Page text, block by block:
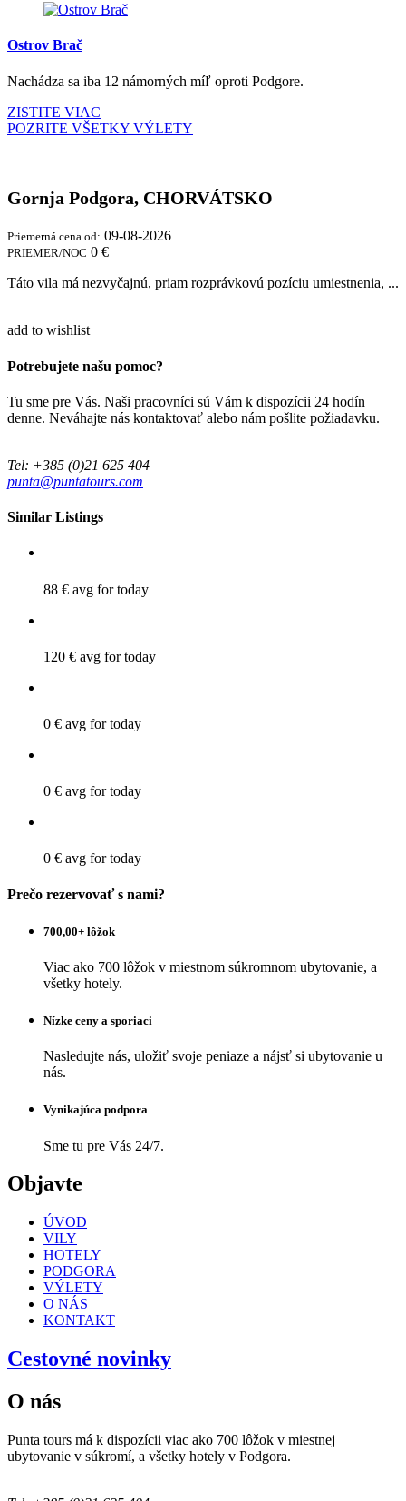
Ostrov Brač
Nachádza sa iba 12 námorných míľ oproti Podgore.
ZISTITE VIAC
POZRITE VŠETKY VÝLETY
Gornja Podgora, CHORVÁTSKO
Priemerná cena od: 09-08-2026
PRIEMER/NOC 0 €
Táto vila má nezvyčajnú, priam rozprávkovú pozíciu umiestnenia, ...
add to wishlist
Potrebujete našu pomoc?
Tu sme pre Vás. Naši pracovníci sú Vám k dispozícii 24 hodín
denne. Neváhajte nás kontaktovať alebo nám pošlite požiadavku.
Tel: +385 (0)21 625 404
punta@puntatours.com
Similar Listings
88 € avg for today
120 € avg for today
0 € avg for today
0 € avg for today
0 € avg for today
Prečo rezervovať s nami?
700,00+ lôžok
Viac ako 700 lôžok v miestnom súkromnom ubytovanie, a
všetky hotely.
Nízke ceny a sporiaci
Nasledujte nás, uložiť svoje peniaze a nájsť si ubytovanie u
nás.
Vynikajúca podpora
Sme tu pre Vás 24/7.
Objavte
ÚVOD
VILY
HOTELY
PODGORA
VÝLETY
O NÁS
KONTAKT
Cestovné novinky
O nás
Punta tours má k dispozícii viac ako 700 lôžok v miestnej
ubytovanie v súkromí, a všetky hotely v Podgora.